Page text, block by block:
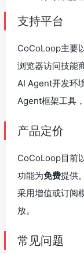
支持平台
CoCoLoop主要
浏览器访问技能
AI Agent开发环
Agent框架工具
产品定价
CoCoLoop目前
功能为免费提供
采用增值或订阅
放。
常见问题